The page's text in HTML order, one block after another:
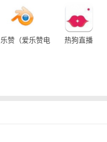
下载)
赞（爱乐赞电脑手机下载）
热狗直播